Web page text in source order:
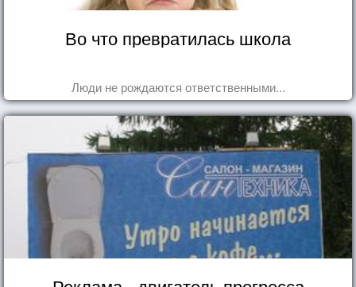
Во что превратилась школа
Люди не рождаются ответственными...